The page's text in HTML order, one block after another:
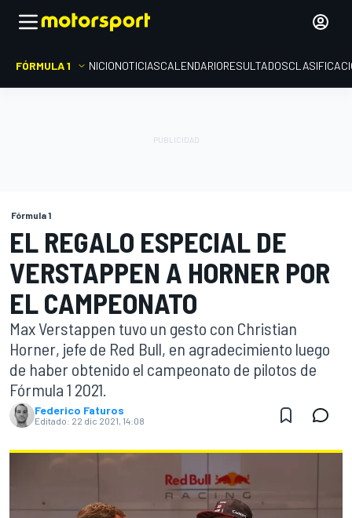
FÓRMULA 1 INICIONOTICIASCALENDARIORESULTADOS
Fórmula 1
EL REGALO ESPECIAL DE
VERSTAPPEN A HORNER POR
EL CAMPEONATO
Max Verstappen tuvo un gesto con Christian
Horner, jefe de Red Bull, en agradecimiento luego
de haber obtenido el campeonato de pilotos de
Fórmula 1 2021.
Federico Faturos
Editado: 22 dic 2021, 14:08